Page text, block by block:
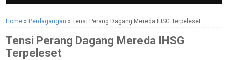
Home » Perdagangan »Tensi Perang Dagang Mereda IHSG Terpeleset
Tensi Perang Dagang Mereda IHSG
Terpeleset